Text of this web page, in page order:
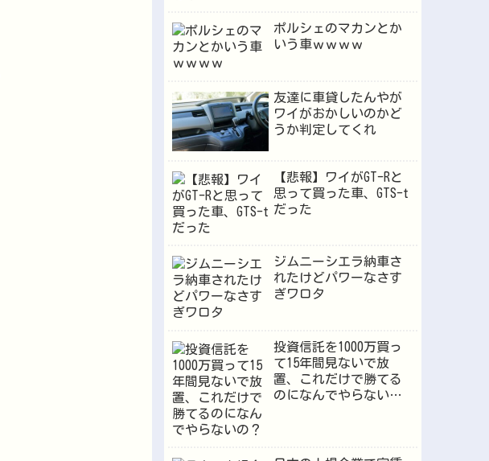
ポルシェのマカンとか
いう車ｗｗｗｗ
友達に車貸したんやが
ワイがおかしいのかど
うか判定してくれ
【悲報】ワイがGT-Rと
思って買った車、GTS-t
だった
ジムニーシエラ納車さ
れたけどパワーなさす
ぎワロタ
投資信託を1000万買っ
て15年間見ないで放
置、これだけで勝てる
のになんでやらない